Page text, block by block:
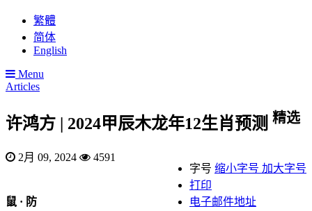
繁體
简体
English
Menu
Articles
许鸿方 | 2024甲辰木龙年12生肖预测 精选
2月 09, 2024
4591
字号 缩小字号 加大字号
打印
电子邮件地址
鼠 · 防